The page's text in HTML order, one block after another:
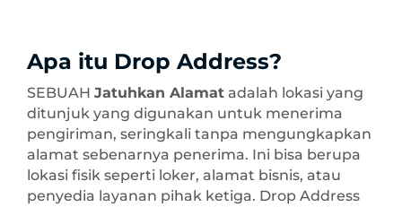
Apa itu Drop Address?
SEBUAH Jatuhkan Alamat adalah lokasi yang
ditunjuk yang digunakan untuk menerima
pengiriman, seringkali tanpa mengungkapkan
alamat sebenarnya penerima. Ini bisa berupa
lokasi fisik seperti loker, alamat bisnis, atau
penyedia layanan pihak ketiga. Drop Address